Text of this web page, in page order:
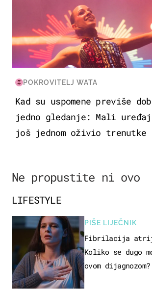
POKROVITELJ WATA
Kad su uspomene previše
jedno gledanje: Mali
još jednom oživio
Ne propustite ni ovo
LIFESTYLE
PIŠE LIJEČNIK
Fibrilacija
Koliko se dugo
ovom dijagnozom?